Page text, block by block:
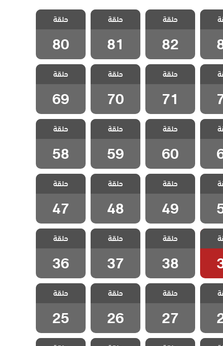
رجل
مسلسل رجل
العصا مدبلج
الحلقة 82
حلقة
82
مسلسل رجل
العصا مدبلج
الحلقة 81
حلقة
81
مسلسل رجل
العصا مدبلج
الحلقة 80
حلقة
80
رجل
مسلسل رجل
العصا مدبلج
الحلقة 71
حلقة
71
مسلسل رجل
العصا مدبلج
الحلقة 70
حلقة
70
مسلسل رجل
العصا مدبلج
الحلقة 69
حلقة
69
رجل
مسلسل رجل
العصا مدبلج
الحلقة 60
حلقة
60
مسلسل رجل
العصا مدبلج
الحلقة 59
حلقة
59
مسلسل رجل
العصا مدبلج
الحلقة 58
حلقة
58
رجل
مسلسل رجل
العصا مدبلج
الحلقة 49
حلقة
49
مسلسل رجل
العصا مدبلج
الحلقة 48
حلقة
48
مسلسل رجل
العصا مدبلج
الحلقة 47
حلقة
47
رجل
مسلسل رجل
العصا مدبلج
الحلقة 38
حلقة
38
مسلسل رجل
العصا مدبلج
الحلقة 37
حلقة
37
مسلسل رجل
العصا مدبلج
الحلقة 36
حلقة
36
رجل
مسلسل رجل
العصا مدبلج
الحلقة 27
حلقة
27
مسلسل رجل
العصا مدبلج
الحلقة 26
حلقة
26
مسلسل رجل
العصا مدبلج
الحلقة 25
حلقة
25
رجل
مسلسل رجل
مسلسل رجل
مسلسل رجل